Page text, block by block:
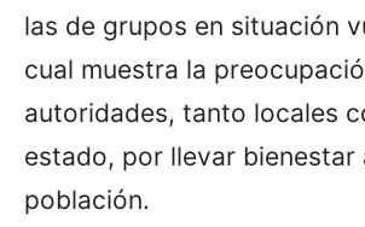
las de grupos en situación
cual muestra la
autoridades, tanto locales
estado, por llevar bienestar
población.